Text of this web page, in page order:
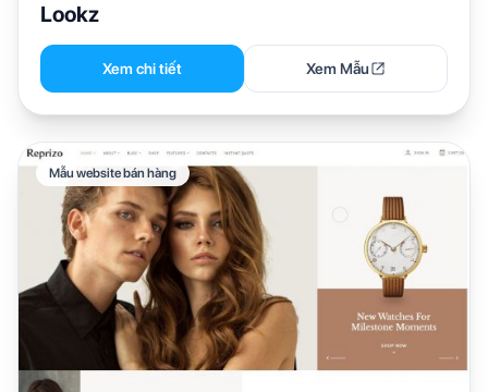
Lookz
Xem chi tiết Xem Mẫu
Mẫu website bán hàng